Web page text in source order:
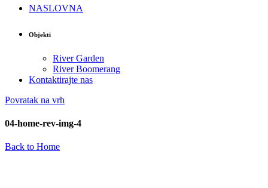
NASLOVNA
Objekti
River Garden
River Boomerang
Kontaktirajte nas
Povratak na vrh
04-home-rev-img-4
Back to Home